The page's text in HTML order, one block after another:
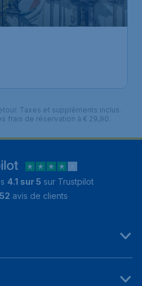
Taxes et suppléments inclus.
frais de réservation à € 29,90.
4.1 sur 5 sur Trustpilot
avis de clients